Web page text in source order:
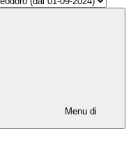
Menu di